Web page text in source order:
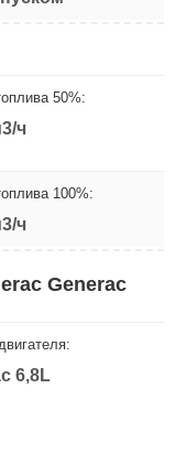
50%:
ч
100%:
ч
Generac
6,8L